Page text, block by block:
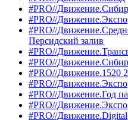
#PRO//
#PRO//Движение.Экспо
#PRO//
Персидский залив
#PRO//
#PRO//
#PRO//Движение.1520
#PRO//Движение.Экспо
#PRO//Движение.Год
#PRO//Движение.Экспо
#PRO//Движение.Digital